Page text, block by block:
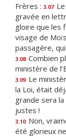
Frères : 3.07
gravée en
gloire que les
visage de
passagère,
3.08 Combien
ministère de
3.09 Le
la Loi, était
grande sera
justes !
3.10 Non,
été glorieux